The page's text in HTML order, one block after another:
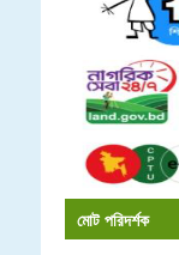
মোট পরিদর্শক